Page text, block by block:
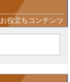
お役立ちコンテンツ